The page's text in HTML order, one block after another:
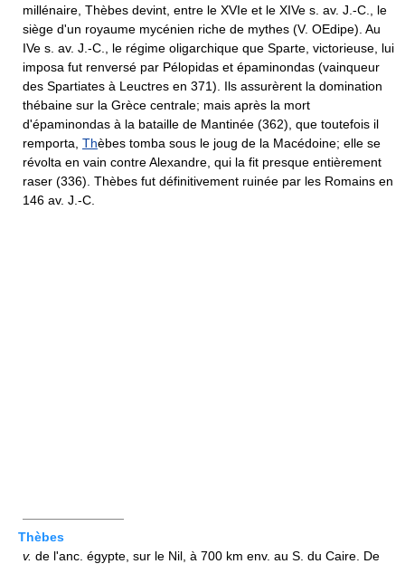
millénaire, Thèbes devint, entre le XVIe et le XIVe s. av. J.-C., le
siège d'un royaume mycénien riche de mythes (V. OEdipe). Au
IVe s. av. J.-C., le régime oligarchique que Sparte, victorieuse, lui
imposa fut renversé par Pélopidas et épaminondas (vainqueur
des Spartiates à Leuctres en 371). Ils assurèrent la domination
thébaine sur la Grèce centrale; mais après la mort
d'épaminondas à la bataille de Mantinée (362), que toutefois il
remporta, Thèbes tomba sous le joug de la Macédoine; elle se
révolta en vain contre Alexandre, qui la fit presque entièrement
raser (336). Thèbes fut définitivement ruinée par les Romains en
146 av. J.-C.
————————
Thèbes
v. de l'anc. égypte, sur le Nil, à 700 km env. au S. du Caire. De